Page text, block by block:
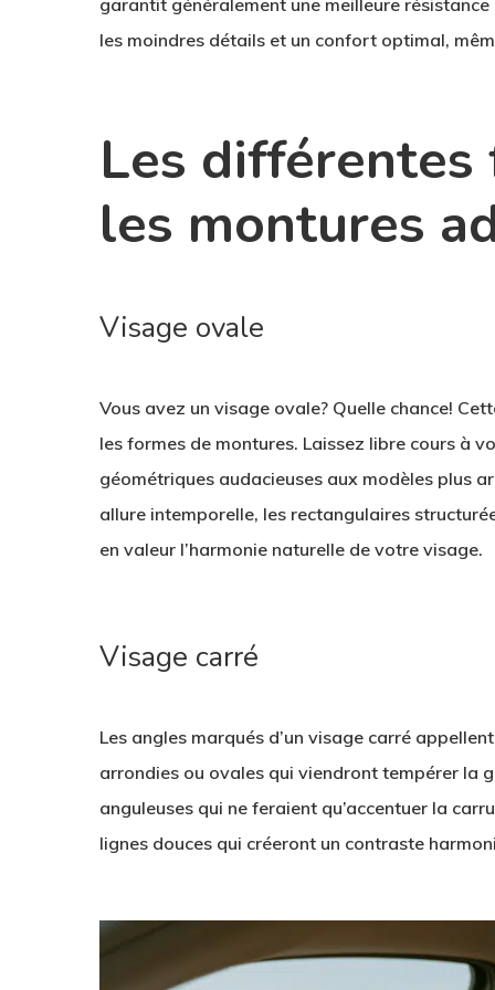
garantit généralement une meilleure
les moindres détails et un confort optimal,
Les différentes
les montures
Visage ovale
Vous avez un visage ovale? Quelle chance!
les formes de montures. Laissez libre cours à
géométriques audacieuses aux modèles plus
allure intemporelle, les rectangulaires
en valeur l’harmonie naturelle de votre visage.
Visage carré
Les angles marqués d’un visage carré
arrondies ou ovales qui viendront tempérer la
anguleuses qui ne feraient qu’accentuer la
lignes douces qui créeront un contraste